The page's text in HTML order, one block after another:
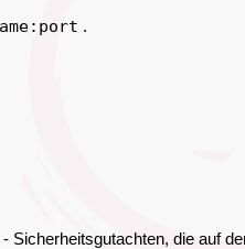
.
Sicherheitsgutachten, die auf